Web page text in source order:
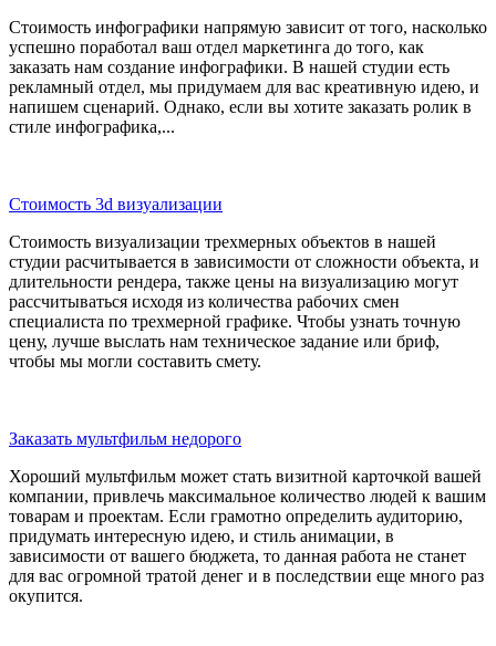
Стоимость инфографики напрямую зависит от того, насколько
успешно поработал ваш отдел маркетинга до того, как
заказать нам создание инфографики. В нашей студии есть
рекламный отдел, мы придумаем для вас креативную идею, и
напишем сценарий. Однако, если вы хотите заказать ролик в
стиле инфографика,...
Стоимость 3d визуализации
Стоимость визуализации трехмерных объектов в нашей
студии раcчитывается в зависимости от сложности объекта, и
длительности рендера, также цены на визуализацию могут
рассчитываться исходя из количества рабочих смен
специалиста по трехмерной графике. Чтобы узнать точную
цену, лучше выслать нам техническое задание или бриф,
чтобы мы могли составить смету.
Заказать мультфильм недорого
Хороший мультфильм может стать визитной карточкой вашей
компании, привлечь максимальное количество людей к вашим
товарам и проектам. Если грамотно определить аудиторию,
придумать интересную идею, и стиль анимации, в
зависимости от вашего бюджета, то данная работа не станет
для вас огромной тратой денег и в последствии еще много раз
окупится.